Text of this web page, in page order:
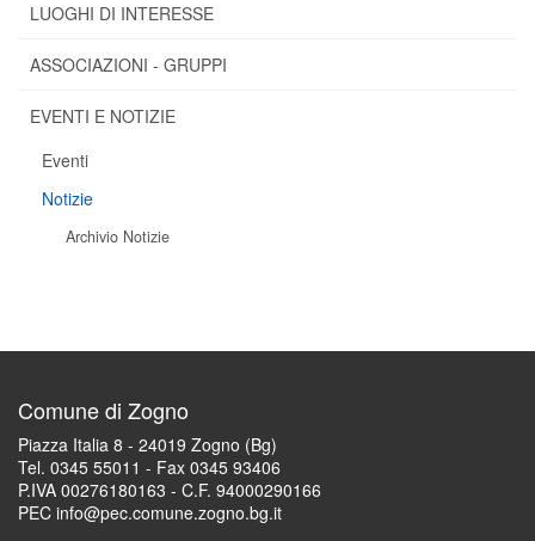
LUOGHI DI INTERESSE
ASSOCIAZIONI - GRUPPI
EVENTI E NOTIZIE
Eventi
Notizie
Archivio Notizie
Comune di Zogno
Piazza Italia 8 - 24019 Zogno (Bg)
Tel. 0345 55011 - Fax 0345 93406
P.IVA 00276180163 - C.F. 94000290166
PEC info@pec.comune.zogno.bg.it